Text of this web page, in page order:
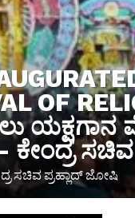
OF
ಯಕ್ಷಗಾನ
ಸಚಿವ
ಸಚಿವ ಪ್ರಹ್ಲಾದ್ ಜೋಷಿ